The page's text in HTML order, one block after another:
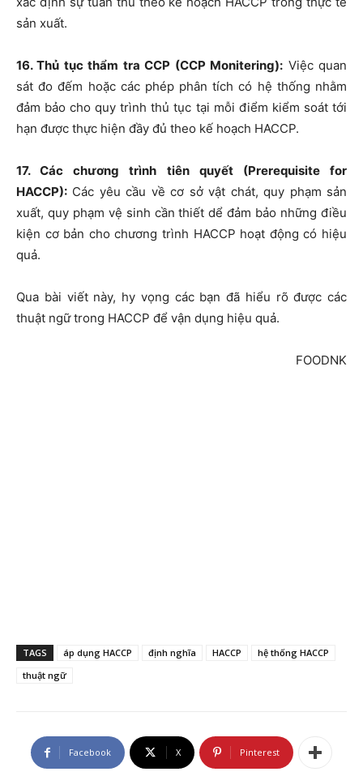
sản xuất.
16. Thủ tục thẩm tra CCP (CCP Monitering): Việc quan
sát đo đếm hoặc các phép phân tích có hệ thống nhằm
đảm bảo cho quy trình thủ tục tại mỗi điểm kiểm soát tới
hạn được thực hiện đầy đủ theo kế hoạch HACCP.
17. Các chương trình tiên quyết (Prerequisite for
HACCP): Các yêu cầu về cơ sở vật chát, quy phạm sản
xuất, quy phạm vệ sinh cần thiết dể đảm bảo những điều
kiện cơ bản cho chương trình HACCP hoạt động có hiệu
quả.
Qua bài viết này, hy vọng các bạn đã hiểu rõ được các
thuật ngữ trong HACCP để vận dụng hiệu quả.
FOODNK
TAGS áp dụng HACCP định nghĩa HACCP
hệ thống HACCP
thuật ngữ
Facebook X Pinterest